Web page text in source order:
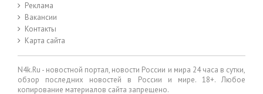
Реклама
Вакансии
Контакты
Карта сайта
N4k.Ru - новостной портал, новости России и мира 24 часа в сутки,
обзор последних новостей в России и мире. 18+. Любое
копирование материалов сайта запрещено.